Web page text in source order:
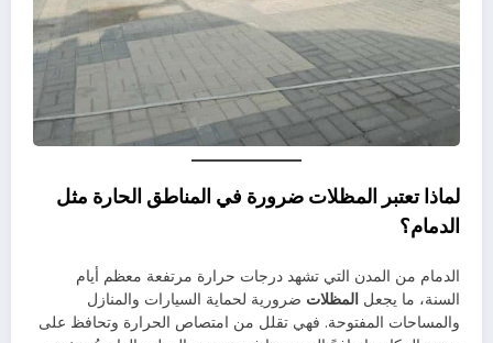
لماذا تعتبر المظلات ضرورة في المناطق الحارة مثل
الدمام؟
الدمام من المدن التي تشهد درجات حرارة مرتفعة معظم أيام
السنة، ما يجعل المظلات ضرورية لحماية السيارات والمنازل
والمساحات المفتوحة. فهي تقلل من امتصاص الحرارة وتحافظ على